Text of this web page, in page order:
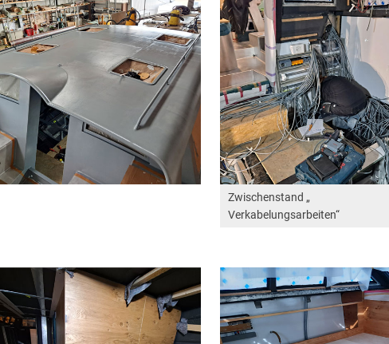
Zwischenstand „
Verkabelungsarbeiten“